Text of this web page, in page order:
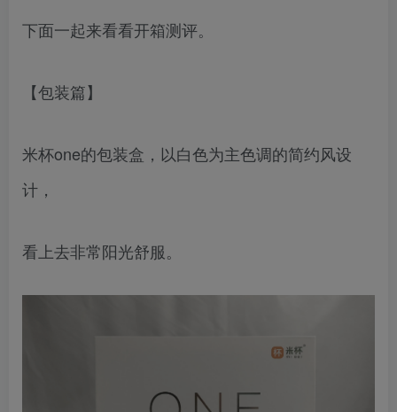
下面一起来看看开箱测评。
【包装篇】
米杯one的包装盒，以白色为主色调的简约风设
计，
看上去非常阳光舒服。